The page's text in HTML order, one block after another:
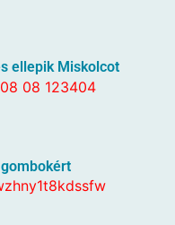
ellepik Miskolcot